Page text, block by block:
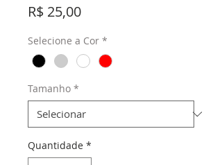
R$ 25,00Preço
Selecione a Cor *
Tamanho *
Quantidade *